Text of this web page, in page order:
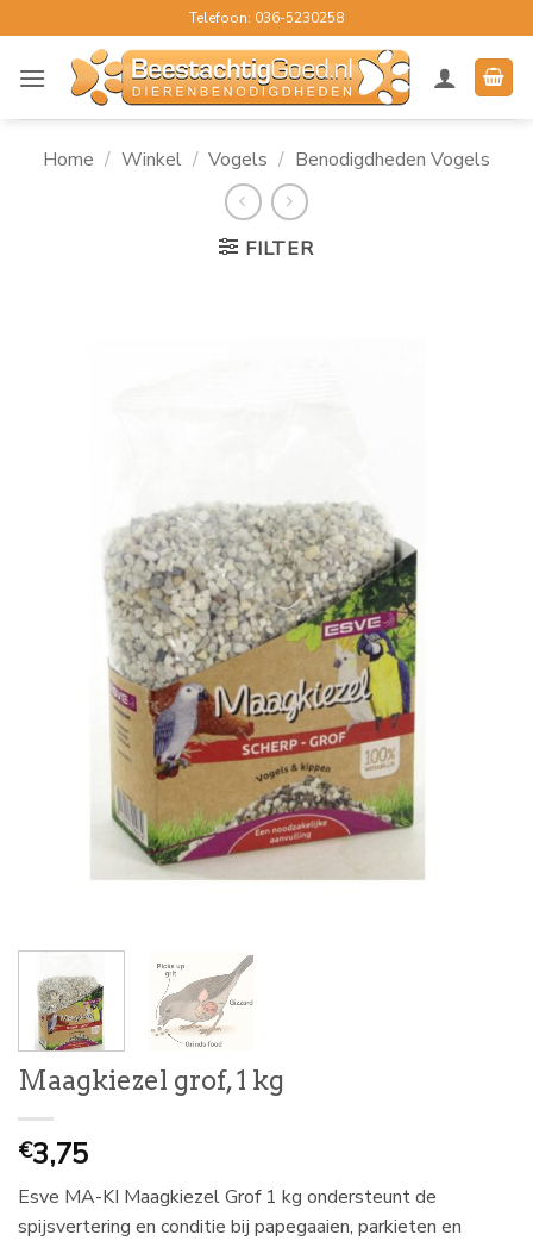
naar
inhoud
Telefoon: 036-5230258
Home / Winkel / Vogels / Benodigdheden Vogels
FILTER
Maagkiezel grof, 1 kg
€3,75
Esve MA-KI Maagkiezel Grof 1 kg ondersteunt de
spijsvertering en conditie bij papegaaien, parkieten en